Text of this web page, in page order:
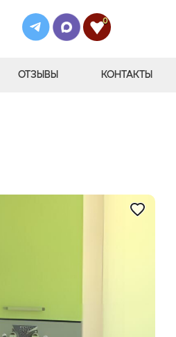
0
ОТЗЫВЫ КОНТАКТЫ